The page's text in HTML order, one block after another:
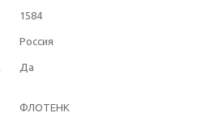
1584
Россия
Да
ФЛОТЕНК